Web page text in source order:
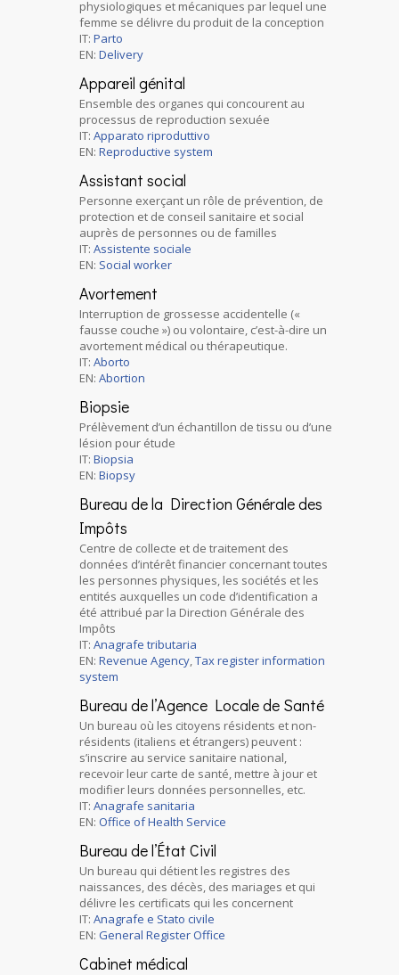
physiologiques et mécaniques par lequel une
femme se délivre du produit de la conception
IT: Parto
EN: Delivery
Appareil génital
Ensemble des organes qui concourent au
processus de reproduction sexuée
IT: Apparato riproduttivo
EN: Reproductive system
Assistant social
Personne exerçant un rôle de prévention, de
protection et de conseil sanitaire et social
auprès de personnes ou de familles
IT: Assistente sociale
EN: Social worker
Avortement
Interruption de grossesse accidentelle («
fausse couche ») ou volontaire, c’est-à-dire un
avortement médical ou thérapeutique.
IT: Aborto
EN: Abortion
Biopsie
Prélèvement d’un échantillon de tissu ou d’une
lésion pour étude
IT: Biopsia
EN: Biopsy
Bureau de la Direction Générale des
Impôts
Centre de collecte et de traitement des
données d’intérêt financier concernant toutes
les personnes physiques, les sociétés et les
entités auxquelles un code d’identification a
été attribué par la Direction Générale des
Impôts
IT: Anagrafe tributaria
EN: Revenue Agency,Tax register information
system
Bureau de l’Agence Locale de Santé
Un bureau où les citoyens résidents et non-
résidents (italiens et étrangers) peuvent :
s’inscrire au service sanitaire national,
recevoir leur carte de santé, mettre à jour et
modifier leurs données personnelles, etc.
IT: Anagrafe sanitaria
EN: Office of Health Service
Bureau de l’État Civil
Un bureau qui détient les registres des
naissances, des décès, des mariages et qui
délivre les certificats qui les concernent
IT: Anagrafe e Stato civile
EN: General Register Office
Cabinet médical